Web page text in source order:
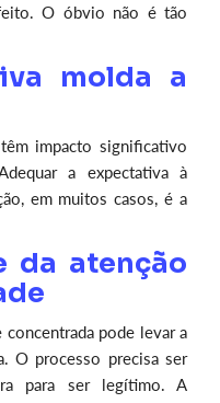
O óbvio não é tão
molda a
impacto significativo
a expectativa à
em muitos casos, é a
da atenção
pode levar a
O processo precisa ser
para ser legítimo. A